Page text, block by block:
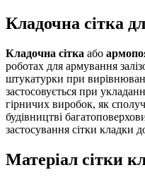
Кладочна сітка
Кладочна сітка або
роботах для армування
штукатурки при
застосовується при
гірничих виробок, як
будівництві
застосування сітки кладки
Матеріал сітки